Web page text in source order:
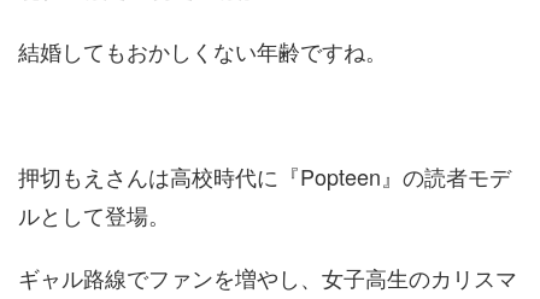
結婚してもおかしくない年齢ですね。
押切もえさんは高校時代に『Popteen』の読者モデ
ルとして登場。
ギャル路線でファンを増やし、女子高生のカリスマ